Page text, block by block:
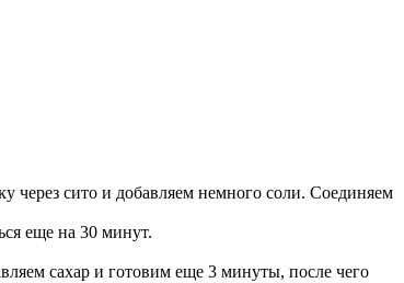
через сито и добавляем немного соли. Соединяем
еще на 30 минут.
сахар и готовим еще 3 минуты, после чего